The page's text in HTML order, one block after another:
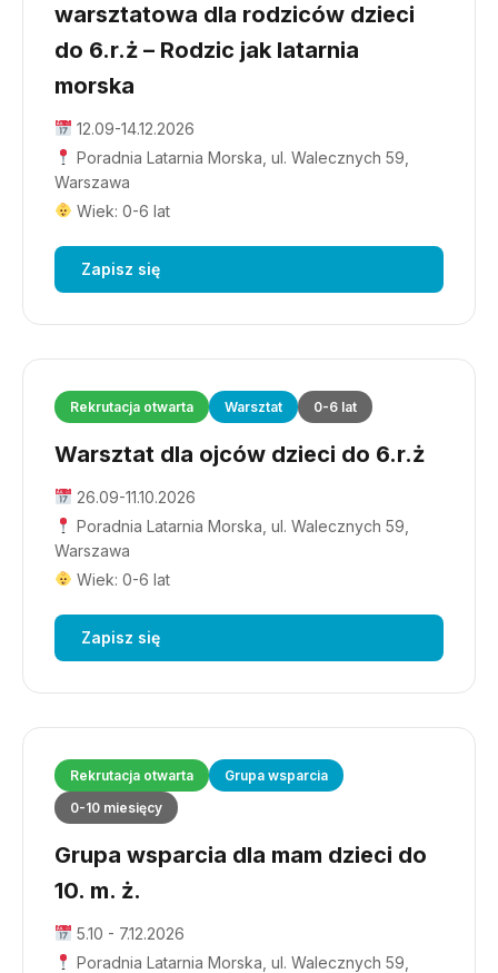
warsztatowa dla rodziców dzieci
do 6.r.ż – Rodzic jak latarnia
morska
12.09-14.12.2026
Poradnia Latarnia Morska, ul. Walecznych 59,
Warszawa
Wiek: 0-6 lat
Zapisz się
Rekrutacja otwarta Warsztat 0-6 lat
Warsztat dla ojców dzieci do 6.r.ż
26.09-11.10.2026
Poradnia Latarnia Morska, ul. Walecznych 59,
Warszawa
Wiek: 0-6 lat
Zapisz się
Rekrutacja otwarta
Grupa wsparcia
0-10 miesięcy
Grupa wsparcia dla mam dzieci do
10. m. ż.
5.10 - 7.12.2026
Poradnia Latarnia Morska, ul. Walecznych 59,